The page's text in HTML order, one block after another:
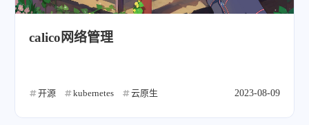
calico网络管理
开源 kubernetes 云原生 2023-08-09